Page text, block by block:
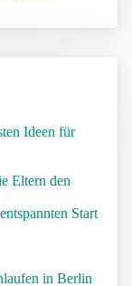
Ideen für
Eltern den
Start
in Berlin